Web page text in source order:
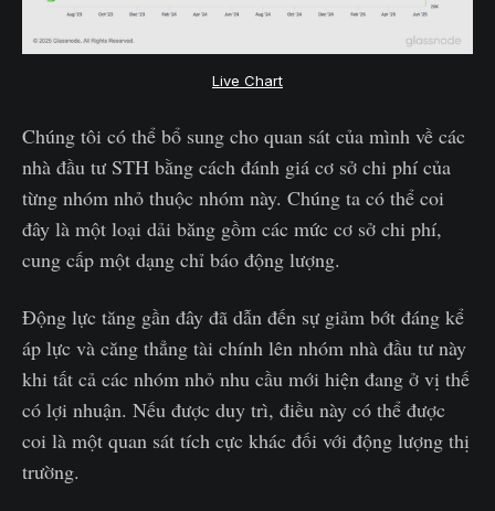
Live Chart
Chúng tôi có thể bổ sung cho quan sát của mình về các
nhà đầu tư STH bằng cách đánh giá cơ sở chi phí của
từng nhóm nhỏ thuộc nhóm này. Chúng ta có thể coi
đây là một loại dải băng gồm các mức cơ sở chi phí,
cung cấp một dạng chỉ báo động lượng.
Động lực tăng gần đây đã dẫn đến sự giảm bớt đáng kể
áp lực và căng thẳng tài chính lên nhóm nhà đầu tư này
khi tất cả các nhóm nhỏ nhu cầu mới hiện đang ở vị thế
có lợi nhuận. Nếu được duy trì, điều này có thể được
coi là một quan sát tích cực khác đối với động lượng thị
trường.